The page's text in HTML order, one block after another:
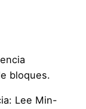
bloques.
Lee Min-